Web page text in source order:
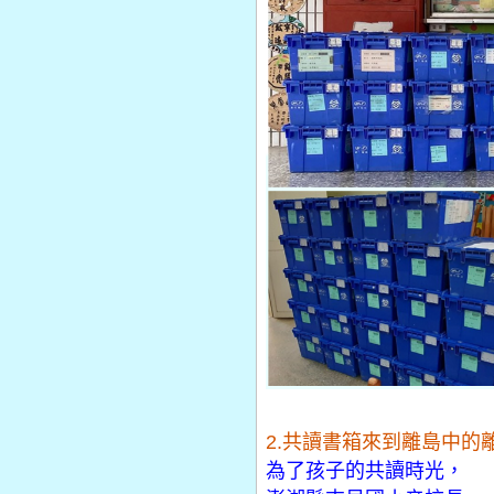
2.共讀書箱來到離島中的
為了孩子的共讀時光，